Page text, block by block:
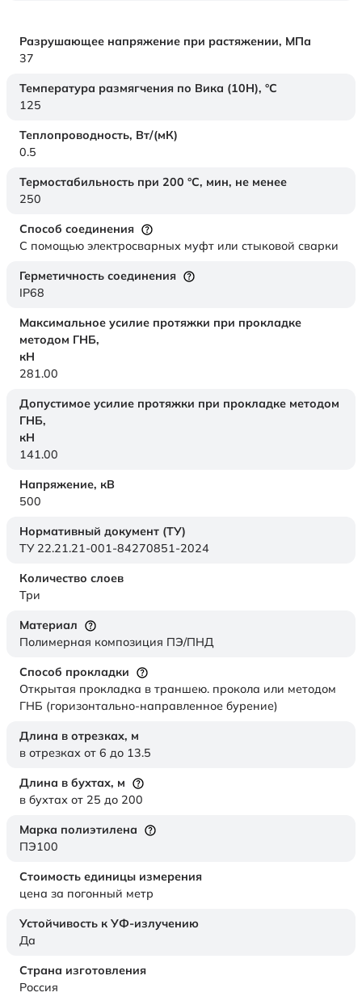
Разрушающее напряжение при растяжении, МПа
37
Температура размягчения по Вика (10Н), °C
125
Теплопроводность, Вт/(мК)
0.5
Термостабильность при 200 °С, мин, не менее
250
Способ соединения
С помощью электросварных муфт или стыковой сварки
Герметичность соединения
IP68
Максимальное усилие протяжки при прокладке
методом ГНБ,
кН
281.00
Допустимое усилие протяжки при прокладке методом
ГНБ,
кН
141.00
Напряжение, кВ
500
Нормативный документ (ТУ)
ТУ 22.21.21-001-84270851-2024
Количество слоев
Три
Материал
Полимерная композиция ПЭ/ПНД
Способ прокладки
Открытая прокладка в траншею. прокола или методом
ГНБ (горизонтально-направленное бурение)
Длина в отрезках, м
в отрезках от 6 до 13.5
Длина в бухтах, м
в бухтах от 25 до 200
Марка полиэтилена
ПЭ100
Стоимость единицы измерения
цена за погонный метр
Устойчивость к УФ-излучению
Да
Страна изготовления
Россия